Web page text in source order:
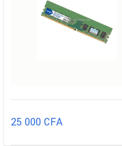
25 000 CFA